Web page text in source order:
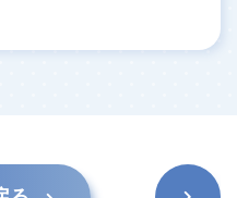
次の記